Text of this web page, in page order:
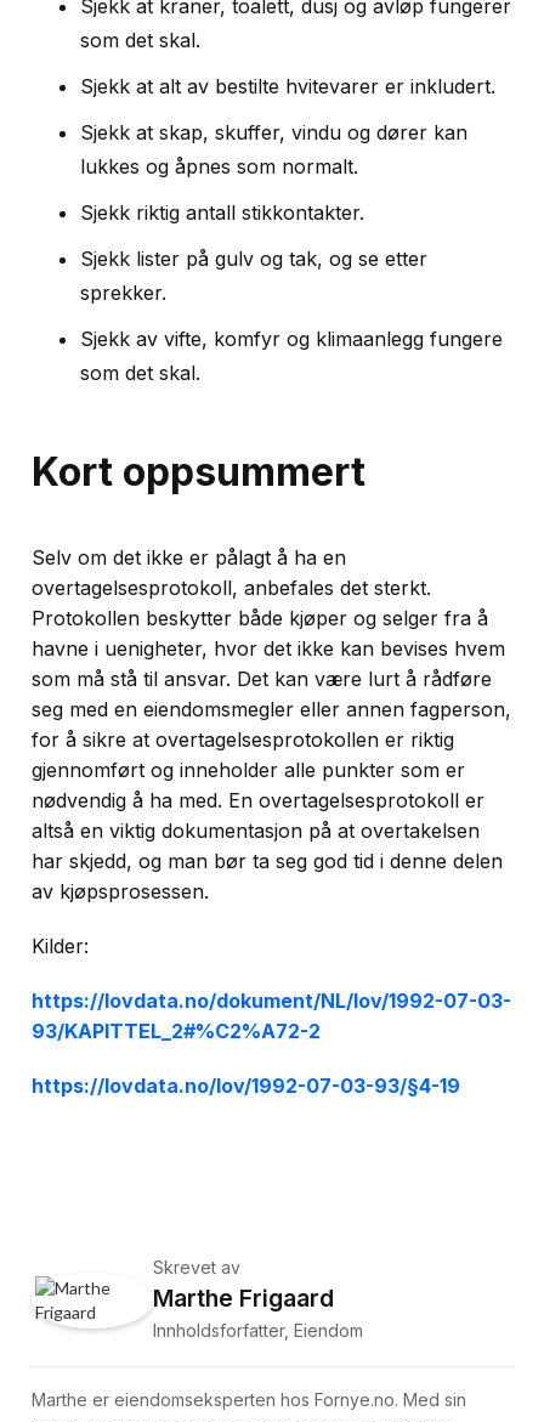
Sjekk at kraner, toalett, dusj og avløp fungerer
som det skal.
Sjekk at alt av bestilte hvitevarer er inkludert.
Sjekk at skap, skuffer, vindu og dører kan
lukkes og åpnes som normalt.
Sjekk riktig antall stikkontakter.
Sjekk lister på gulv og tak, og se etter
sprekker.
Sjekk av vifte, komfyr og klimaanlegg fungere
som det skal.
Kort oppsummert
Selv om det ikke er pålagt å ha en
overtagelsesprotokoll, anbefales det sterkt.
Protokollen beskytter både kjøper og selger fra å
havne i uenigheter, hvor det ikke kan bevises hvem
som må stå til ansvar. Det kan være lurt å rådføre
seg med en eiendomsmegler eller annen fagperson,
for å sikre at overtagelsesprotokollen er riktig
gjennomført og inneholder alle punkter som er
nødvendig å ha med. En overtagelsesprotokoll er
altså en viktig dokumentasjon på at overtakelsen
har skjedd, og man bør ta seg god tid i denne delen
av kjøpsprosessen.
Kilder:
https://lovdata.no/dokument/NL/lov/1992-07-03-
93/KAPITTEL_2#%C2%A72-2
https://lovdata.no/lov/1992-07-03-93/§4-19
Skrevet av
Marthe Frigaard
Innholdsforfatter, Eiendom
Marthe er eiendomseksperten hos Fornye.no. Med sin